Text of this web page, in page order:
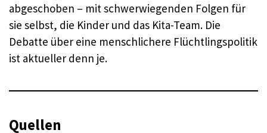
abgeschoben – mit schwerwiegenden Folgen für
sie selbst, die Kinder und das Kita-Team. Die
Debatte über eine menschlichere Flüchtlingspolitik
ist aktueller denn je.
Quellen